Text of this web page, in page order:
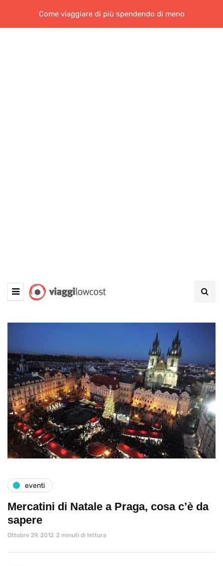
Come viaggiare di più spendendo di meno
eventi
Mercatini di Natale a Praga, cosa c’è da
sapere
Ottobre 29, 2012 2 minuti di lettura